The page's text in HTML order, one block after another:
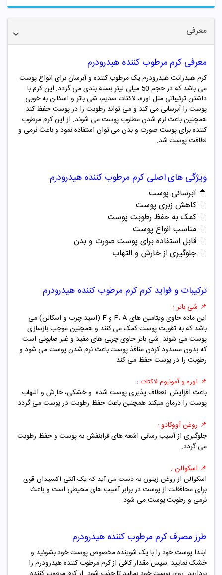
معرفی
معرفی کرم مرطوب کننده هیدرودرم
کرم هیدرانت هیدرودرم یک مرطوب کننده و آبرسان برای انواع پوست
می باشد که در حجم 50 میلی لیتر بسته بندی می گردد. این کرم با
داشتن ترکیباتی مثل اوره، لاکتات سدیم، شی باتر و اسکالن به خوبی
پوست را آبرسانی می کند و می تواند رطوبت را در پوست حفظ کند.
همچنین باعث نرم شدن مطلوب پوست می شوند. از این کرم مرطوب
کننده برای پوست صورت و بدن می توان استفاده نمود و باعث نرمی و
لطافت پوست شد.
ویژگی های اصلی کرم مرطوب کننده هیدرودرم
🔷 آبرسانی پوست
🔷 کاهش زبری پوست
🔷 کمک به حفظ رطوبت پوست
🔷 مناسب انواع پوست
🔷 قابل استفاده برای پوست صورت و بدن
🔷 جلوگیری از خارش و التهاب
ترکیبات و فواید کرم کرم مرطوب کننده هیدرودرم
📌 شی باتر :
این ماده حاوی ویتامین های E، A و F (اسید چرب و اسکالن) می
باشد که به تقویت پوست کمک می کنند و همچنین موجب بازسازی
پوست می شوند. شی باتر حاوی چربی های مفید و غیر صابونی است
که بدون مسدود کردن منافذ پوست باعث نرم شدن پوست می شود و
رطوبت را در پوست حفظ می کند.
📌 اوره و آمونیوم لاکتات :
باعث افزایش انعطاف پذیری پوست شده و خشکی، خارش و التهاب
پوست را درمان میکند.همچنین باعث حفظ رطوبت در پوست می گردد.
📌 روغن آووکادو :
جلوگیری از آسیب رسانی اشعه های فرابنفش به پوست و حفظ رطوبت
می گردد.
📌 اسکوالن :
اسکوالن از روغن زیتون به دست می آید که یک آنتی اکسیدان قوی
برای محافظت از پوست در برابر آسیب های محیطی است و باعث
نرمی و رطوبت پوست می شود.
طرز مصرف کرم مرطوب کننده هیدرودرم
ابتدا پوست خود را با یک شوینده مخصوص پوست خود بشوئید و
خشک نمایید. سپس مقدار کافی از کرم مرطوب کننده هیدرودرم را